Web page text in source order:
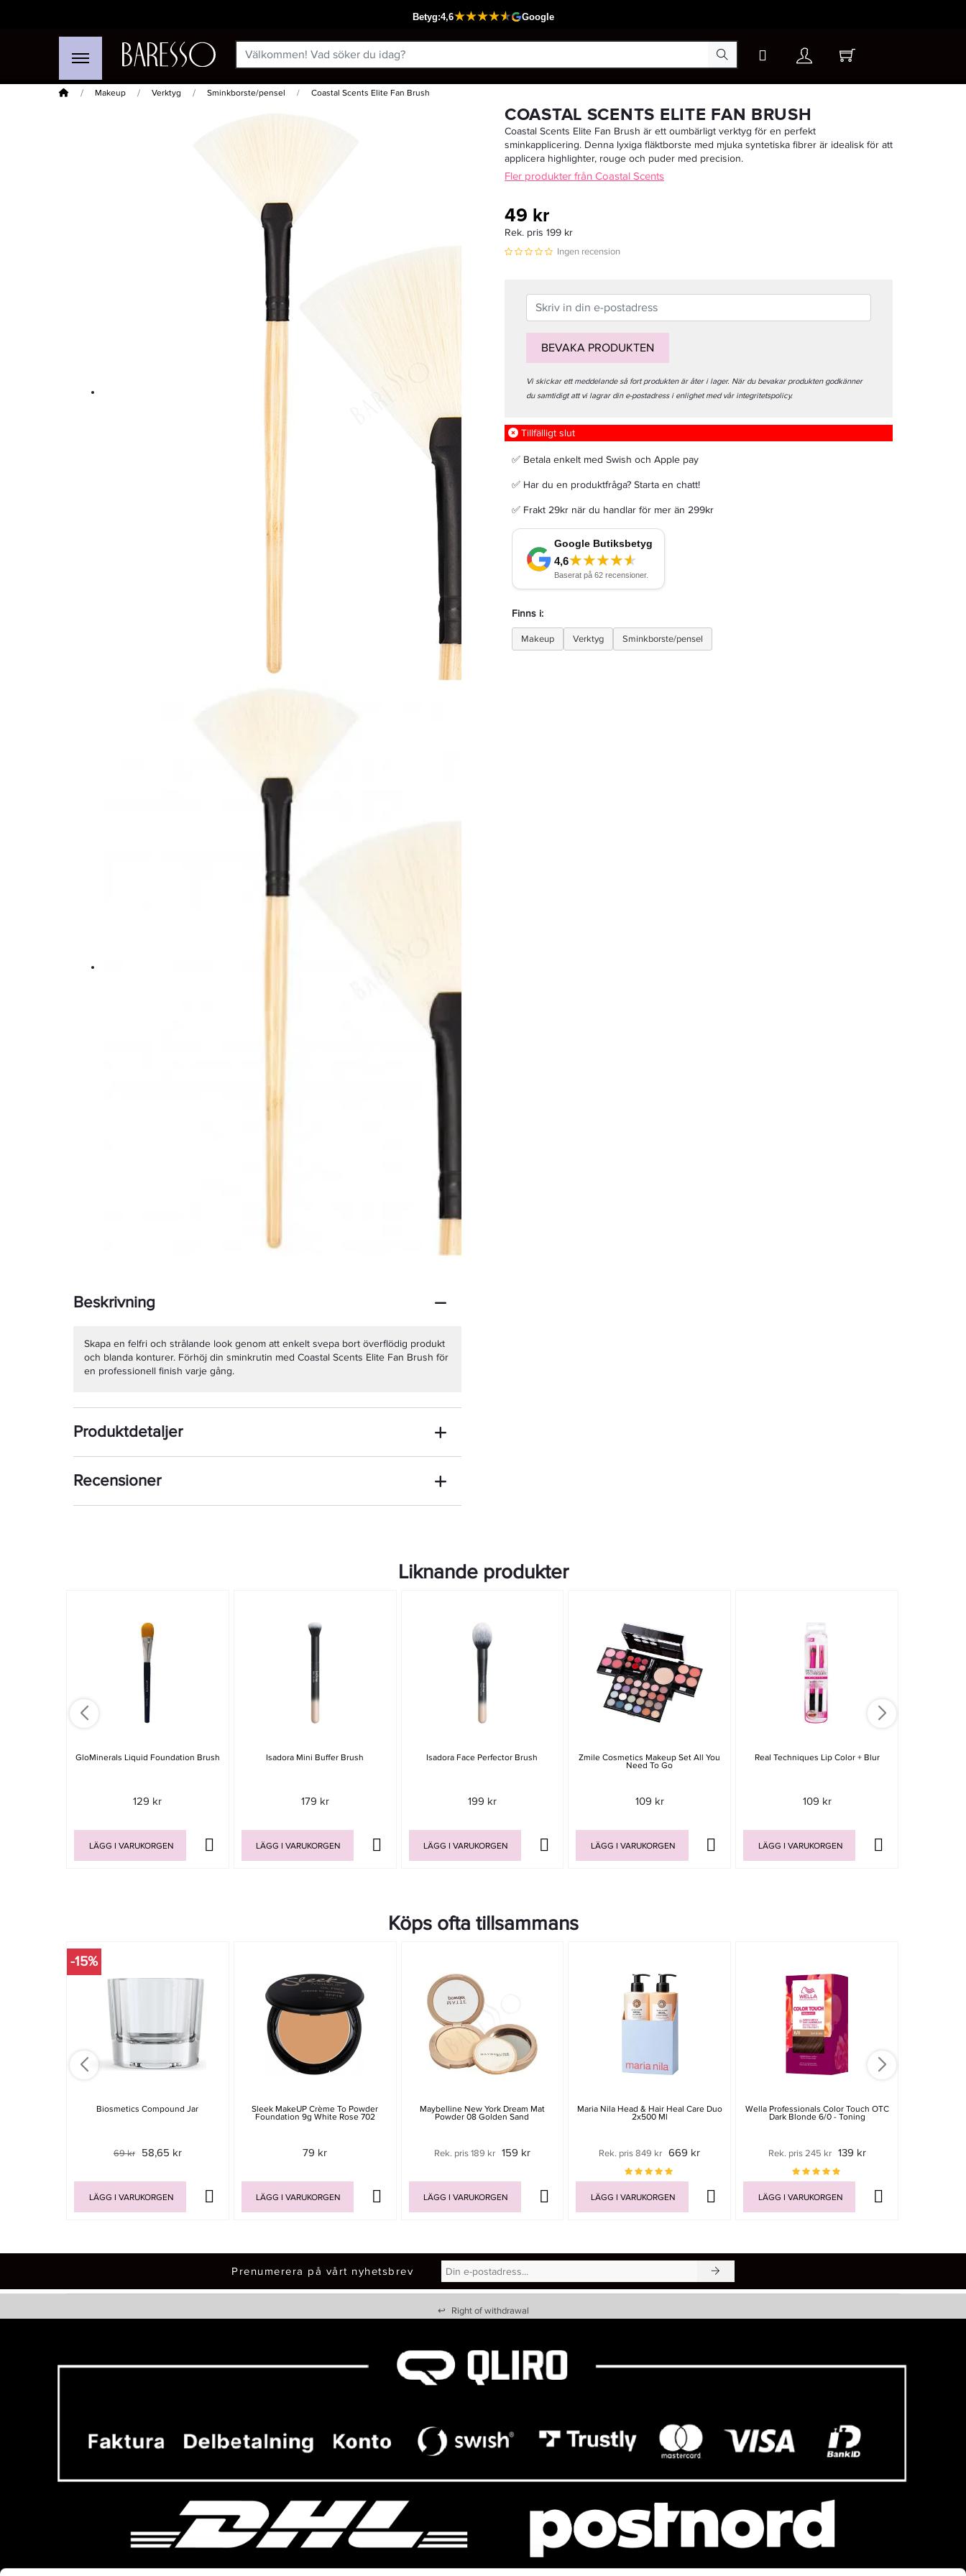
Hem Makeup Verktyg Sminkborste/pensel Coastal Scents Elite Fan Brush
Passar din varukorg
Beskrivning
Skapa en felfri och strålande look genom att enkelt svepa bort överflödig produkt
och blanda konturer. Förhöj din sminkrutin med Coastal Scents Elite Fan Brush för
en professionell finish varje gång.
Produktdetaljer
Recensioner
COASTAL SCENTS ELITE FAN BRUSH
Coastal Scents Elite Fan Brush är ett oumbärligt verktyg för en perfekt
sminkapplicering. Denna lyxiga fläktborste med mjuka syntetiska fibrer är idealisk för att
applicera highlighter, rouge och puder med precision.
Fler produkter från Coastal Scents
49 kr
Rek. pris 199 kr
Ingen recension
BEVAKA PRODUKTEN
Vi skickar ett meddelande så fort produkten är åter i lager. När du bevakar produkten godkänner
du samtidigt att vi lagrar din e-postadress i enlighet med vår integritetspolicy.
Tillfälligt slut
✅ Betala enkelt med Swish och Apple pay
✅ Har du en produktfråga? Starta en chatt!
✅ Frakt 29kr när du handlar för mer än 299kr
Finns i:
Makeup Verktyg Sminkborste/pensel
Liknande produkter
GloMinerals Liquid Foundation Brush
129 kr
LÄGG I VARUKORGEN
Isadora Mini Buffer Brush
179 kr
LÄGG I VARUKORGEN
Isadora Face Perfector Brush
199 kr
LÄGG I VARUKORGEN
Zmile Cosmetics Makeup Set All You
Need To Go
109 kr
LÄGG I VARUKORGEN
Real Techniques Lip Color + Blur
109 kr
LÄGG I VARUKORGEN
Köps ofta tillsammans
-15%
Biosmetics Compound Jar
69 kr 58,65 kr
LÄGG I VARUKORGEN
Sleek MakeUP Crème To Powder
Foundation 9g White Rose 702
79 kr
LÄGG I VARUKORGEN
Maybelline New York Dream Mat
Powder 08 Golden Sand
Rek. pris 189 kr 159 kr
LÄGG I VARUKORGEN
Maria Nila Head & Hair Heal Care Duo
2x500 Ml
Rek. pris 849 kr 669 kr
LÄGG I VARUKORGEN
Wella Professionals Color Touch OTC
Dark Blonde 6/0 - Toning
Rek. pris 245 kr 139 kr
LÄGG I VARUKORGEN
Prenumerera på vårt nyhetsbrev
↩ Right of withdrawal